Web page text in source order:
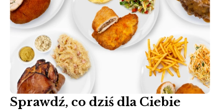
Sprawdź, co dziś dla Ciebie